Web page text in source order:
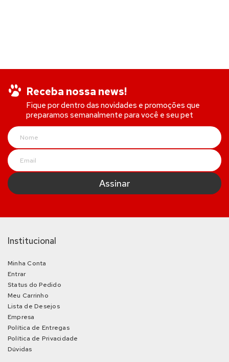
Receba nossa news!
Fique por dentro das novidades e promoções que
preparamos semanalmente para você e seu pet
Institucional
Minha Conta
Entrar
Status do Pedido
Meu Carrinho
Lista de Desejos
Empresa
Política de Entregas
Política de Privacidade
Dúvidas